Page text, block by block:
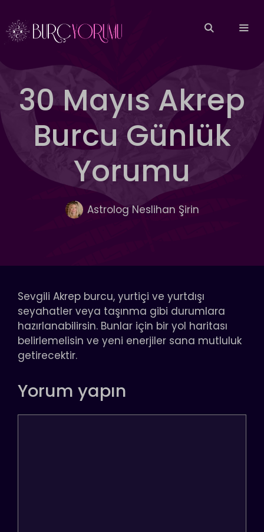
atla
30 Mayıs Akrep
Burcu Günlük
Yorumu
Astrolog Neslihan Şirin
Sevgili Akrep burcu, yurtiçi ve yurtdışı
seyahatler veya taşınma gibi durumlara
hazırlanabilirsin. Bunlar için bir yol haritası
belirlemelisin ve yeni enerjiler sana mutluluk
getirecektir.
Yorum yapın